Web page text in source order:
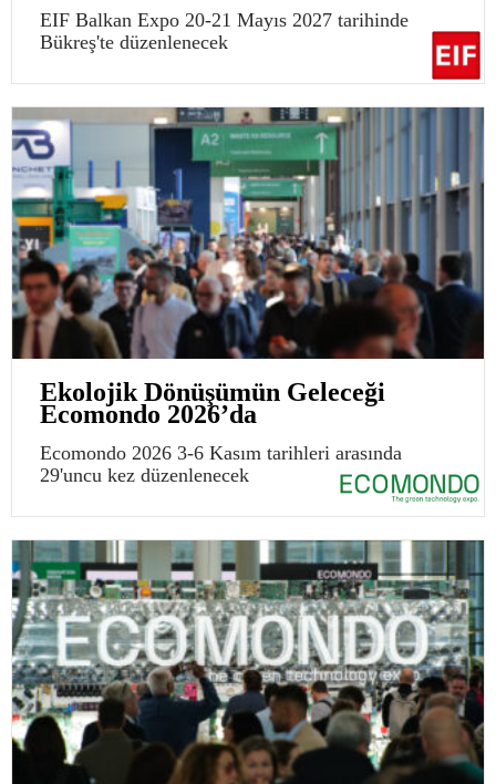
EIF Balkan Expo 20-21 Mayıs 2027 tarihinde
Bükreş'te düzenlenecek
Ekolojik Dönüşümün Geleceği
Ecomondo 2026’da
Ecomondo 2026 3-6 Kasım tarihleri arasında
29'uncu kez düzenlenecek